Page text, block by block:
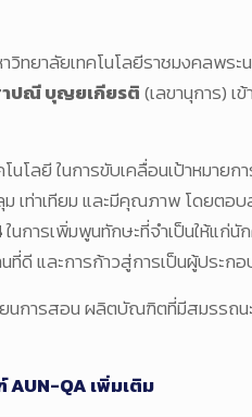
ทยาลัยเทคโนโลยีราชมงคลพร
ปณี บุญยเกียรติ(เลขานุการ) เ
โลยี ในการขับเคลื่อนเป้าหมาย
เท่าเทียม และมีคุณภาพ โดยตอ
ในการเพิ่มพูนทักษะที่จำเป็นให้แก่นั
ที่ดี และการก้าวสู่การเป็นผู้ประก
นการสอน ผลิตบัณฑิตที่มีสมรรถ
QA เพิ่มเติม